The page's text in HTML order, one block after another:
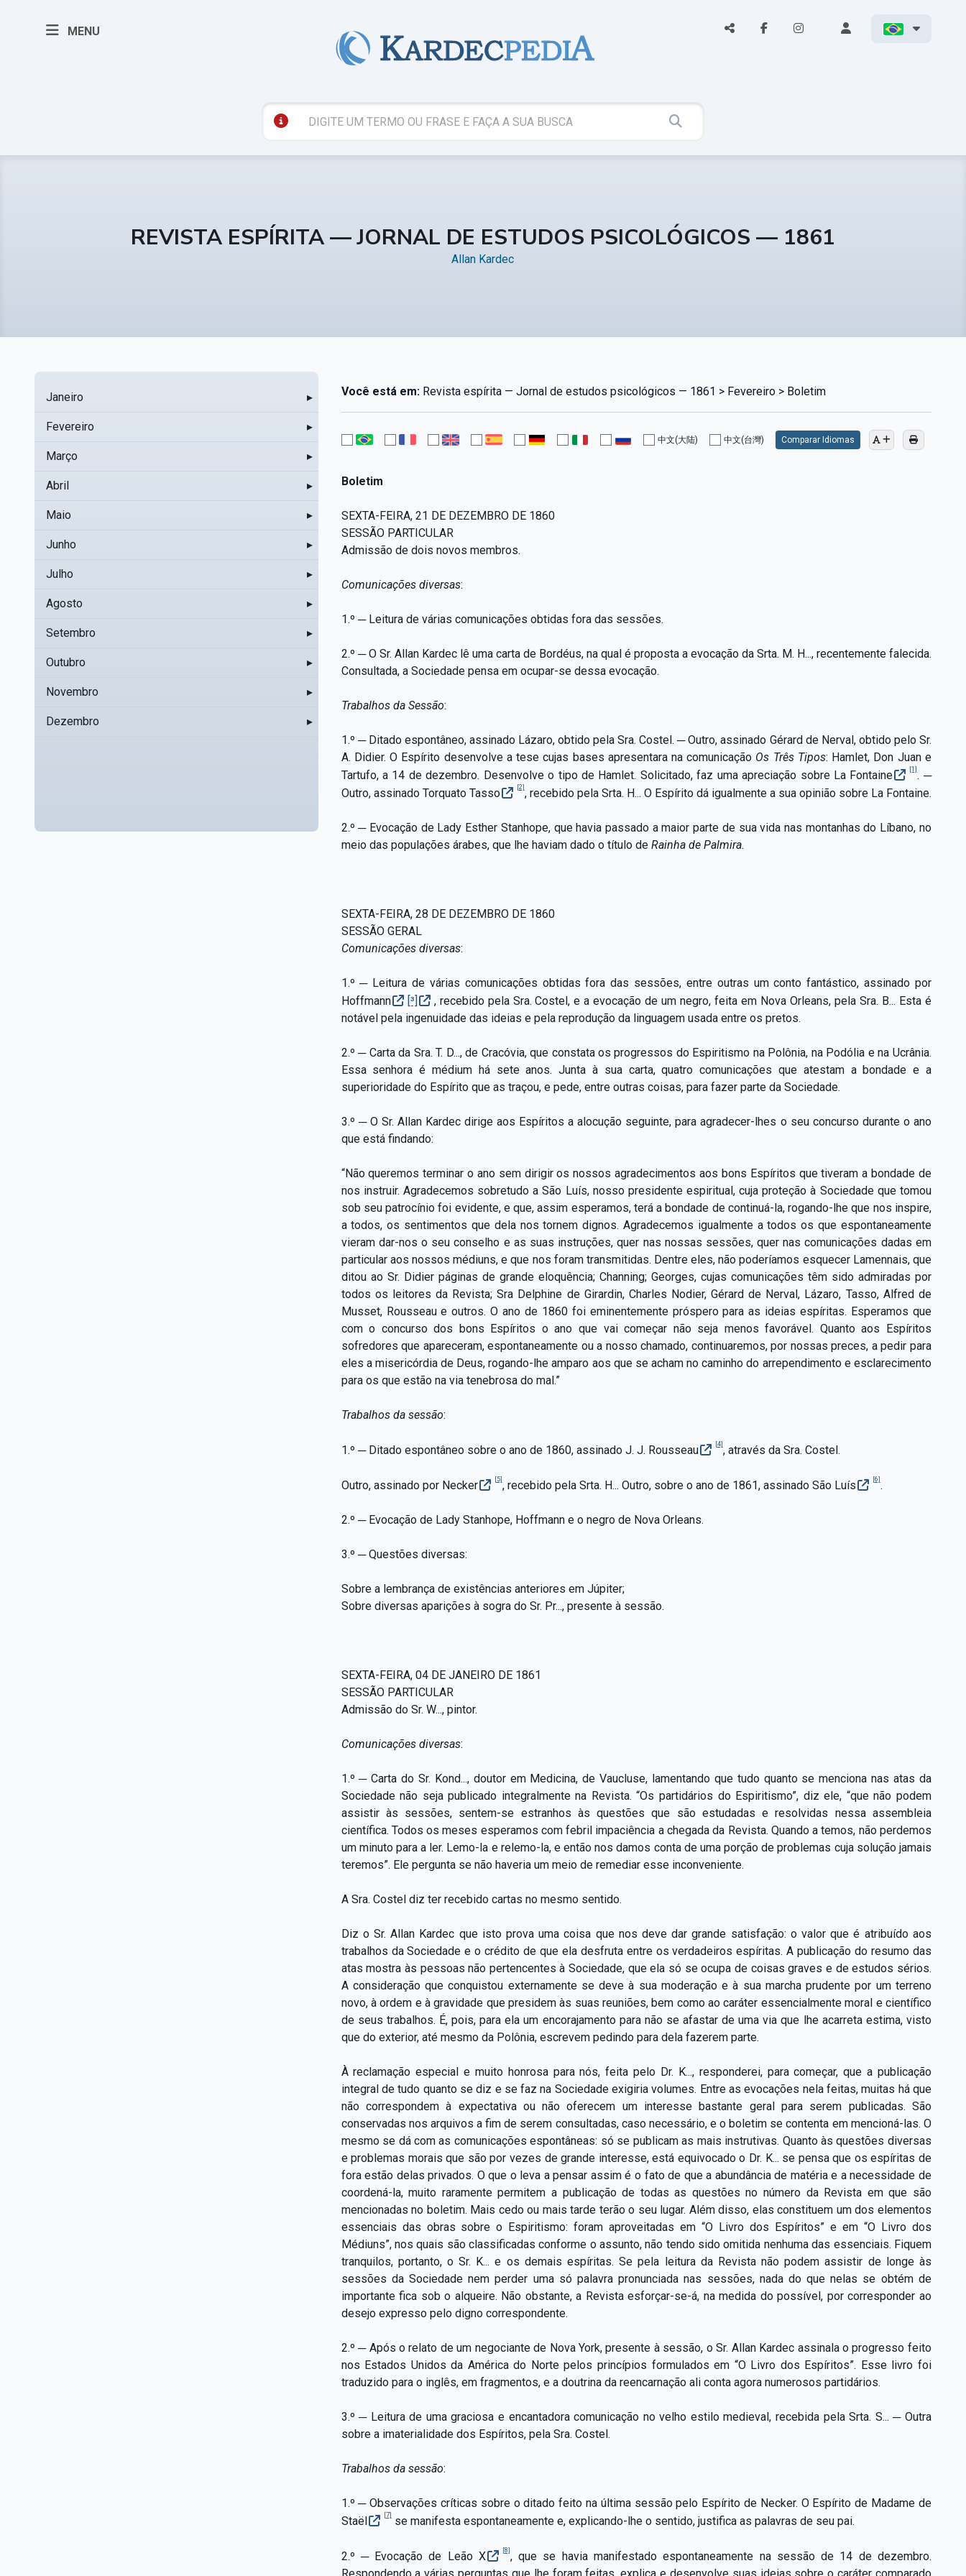
MENU
REVISTA ESPÍRITA — JORNAL DE ESTUDOS PSICOLÓGICOS — 1861
Allan Kardec
Janeiro ▸
Fevereiro ▸
Março ▸
Abril ▸
Maio ▸
Junho ▸
Julho ▸
Agosto ▸
Setembro ▸
Outubro ▸
Novembro ▸
Dezembro ▸
Você está em:Revista espírita — Jornal de estudos psicológicos — 1861 > Fevereiro > Boletim
中文(大陆) 中文(台灣) Comparar Idiomas
Boletim
SEXTA-FEIRA, 21 DE DEZEMBRO DE 1860
SESSÃO PARTICULAR
Admissão de dois novos membros.
Comunicações diversas:
1.º ─ Leitura de várias comunicações obtidas fora das sessões.
2.º ─ O Sr. Allan Kardec lê uma carta de Bordéus, na qual é proposta a evocação da Srta. M. H..., recentemente falecida.
Consultada, a Sociedade pensa em ocupar-se dessa evocação.
Trabalhos da Sessão:
1.º ─ Ditado espontâneo, assinado Lázaro, obtido pela Sra. Costel. ─ Outro, assinado Gérard de Nerval, obtido pelo Sr.
A. Didier. O Espírito desenvolve a tese cujas bases apresentara na comunicação Os Três Tipos: Hamlet, Don Juan e
Tartufo, a 14 de dezembro. Desenvolve o tipo de Hamlet. Solicitado, faz uma apreciação sobre La Fontaine
[1] . ─
Outro, assinado Torquato Tasso [2], recebido pela Srta. H... O Espírito dá igualmente a sua opinião sobre La Fontaine.
2.º ─ Evocação de Lady Esther Stanhope, que havia passado a maior parte de sua vida nas montanhas do Líbano, no
meio das populações árabes, que lhe haviam dado o título de Rainha de Palmira.
SEXTA-FEIRA, 28 DE DEZEMBRO DE 1860
SESSÃO GERAL
Comunicações diversas:
1.º ─ Leitura de várias comunicações obtidas fora das sessões, entre outras um conto fantástico, assinado por
Hoffmann
[³]
, recebido pela Sra. Costel, e a evocação de um negro, feita em Nova Orleans, pela Sra. B... Esta é
notável pela ingenuidade das ideias e pela reprodução da linguagem usada entre os pretos.
2.º ─ Carta da Sra. T. D..., de Cracóvia, que constata os progressos do Espiritismo na Polônia, na Podólia e na Ucrânia.
Essa senhora é médium há sete anos. Junta à sua carta, quatro comunicações que atestam a bondade e a
superioridade do Espírito que as traçou, e pede, entre outras coisas, para fazer parte da Sociedade.
3.º ─ O Sr. Allan Kardec dirige aos Espíritos a alocução seguinte, para agradecer-lhes o seu concurso durante o ano
que está findando:
“Não queremos terminar o ano sem dirigir os nossos agradecimentos aos bons Espíritos que tiveram a bondade de
nos instruir. Agradecemos sobretudo a São Luís, nosso presidente espiritual, cuja proteção à Sociedade que tomou
sob seu patrocínio foi evidente, e que, assim esperamos, terá a bondade de continuá-la, rogando-lhe que nos inspire,
a todos, os sentimentos que dela nos tornem dignos. Agradecemos igualmente a todos os que espontaneamente
vieram dar-nos o seu conselho e as suas instruções, quer nas nossas sessões, quer nas comunicações dadas em
particular aos nossos médiuns, e que nos foram transmitidas. Dentre eles, não poderíamos esquecer Lamennais, que
ditou ao Sr. Didier páginas de grande eloquência; Channing; Georges, cujas comunicações têm sido admiradas por
todos os leitores da Revista; Sra Delphine de Girardin, Charles Nodier, Gérard de Nerval, Lázaro, Tasso, Alfred de
Musset, Rousseau e outros. O ano de 1860 foi eminentemente próspero para as ideias espíritas. Esperamos que
com o concurso dos bons Espíritos o ano que vai começar não seja menos favorável. Quanto aos Espíritos
sofredores que apareceram, espontaneamente ou a nosso chamado, continuaremos, por nossas preces, a pedir para
eles a misericórdia de Deus, rogando-lhe amparo aos que se acham no caminho do arrependimento e esclarecimento
para os que estão na via tenebrosa do mal.”
Trabalhos da sessão:
1.º ─ Ditado espontâneo sobre o ano de 1860, assinado J. J. Rousseau [4], através da Sra. Costel.
Outro, assinado por Necker [5], recebido pela Srta. H... Outro, sobre o ano de 1861, assinado São Luís [6].
2.º ─ Evocação de Lady Stanhope, Hoffmann e o negro de Nova Orleans.
3.º ─ Questões diversas:
Sobre a lembrança de existências anteriores em Júpiter;
Sobre diversas aparições à sogra do Sr. Pr..., presente à sessão.
SEXTA-FEIRA, 04 DE JANEIRO DE 1861
SESSÃO PARTICULAR
Admissão do Sr. W..., pintor.
Comunicações diversas:
1.º ─ Carta do Sr. Kond..., doutor em Medicina, de Vaucluse, lamentando que tudo quanto se menciona nas atas da
Sociedade não seja publicado integralmente na Revista. “Os partidários do Espiritismo”, diz ele, “que não podem
assistir às sessões, sentem-se estranhos às questões que são estudadas e resolvidas nessa assembleia
científica. Todos os meses esperamos com febril impaciência a chegada da Revista. Quando a temos, não perdemos
um minuto para a ler. Lemo-la e relemo-la, e então nos damos conta de uma porção de problemas cuja solução jamais
teremos”. Ele pergunta se não haveria um meio de remediar esse inconveniente.
A Sra. Costel diz ter recebido cartas no mesmo sentido.
Diz o Sr. Allan Kardec que isto prova uma coisa que nos deve dar grande satisfação: o valor que é atribuído aos
trabalhos da Sociedade e o crédito de que ela desfruta entre os verdadeiros espíritas. A publicação do resumo das
atas mostra às pessoas não pertencentes à Sociedade, que ela só se ocupa de coisas graves e de estudos sérios.
A consideração que conquistou externamente se deve à sua moderação e à sua marcha prudente por um terreno
novo, à ordem e à gravidade que presidem às suas reuniões, bem como ao caráter essencialmente moral e científico
de seus trabalhos. É, pois, para ela um encorajamento para não se afastar de uma via que lhe acarreta estima, visto
que do exterior, até mesmo da Polônia, escrevem pedindo para dela fazerem parte.
À reclamação especial e muito honrosa para nós, feita pelo Dr. K..., responderei, para começar, que a publicação
integral de tudo quanto se diz e se faz na Sociedade exigiria volumes. Entre as evocações nela feitas, muitas há que
não correspondem à expectativa ou não oferecem um interesse bastante geral para serem publicadas. São
conservadas nos arquivos a fim de serem consultadas, caso necessário, e o boletim se contenta em mencioná-las. O
mesmo se dá com as comunicações espontâneas: só se publicam as mais instrutivas. Quanto às questões diversas
e problemas morais que são por vezes de grande interesse, está equivocado o Dr. K... se pensa que os espíritas de
fora estão delas privados. O que o leva a pensar assim é o fato de que a abundância de matéria e a necessidade de
coordená-la, muito raramente permitem a publicação de todas as questões no número da Revista em que são
mencionadas no boletim. Mais cedo ou mais tarde terão o seu lugar. Além disso, elas constituem um dos elementos
essenciais das obras sobre o Espiritismo: foram aproveitadas em “O Livro dos Espíritos” e em “O Livro dos
Médiuns”, nos quais são classificadas conforme o assunto, não tendo sido omitida nenhuma das essenciais. Fiquem
tranquilos, portanto, o Sr. K... e os demais espíritas. Se pela leitura da Revista não podem assistir de longe às
sessões da Sociedade nem perder uma só palavra pronunciada nas sessões, nada do que nelas se obtém de
importante fica sob o alqueire. Não obstante, a Revista esforçar-se-á, na medida do possível, por corresponder ao
desejo expresso pelo digno correspondente.
2.º ─ Após o relato de um negociante de Nova York, presente à sessão, o Sr. Allan Kardec assinala o progresso feito
nos Estados Unidos da América do Norte pelos princípios formulados em “O Livro dos Espíritos”. Esse livro foi
traduzido para o inglês, em fragmentos, e a doutrina da reencarnação ali conta agora numerosos partidários.
3.º ─ Leitura de uma graciosa e encantadora comunicação no velho estilo medieval, recebida pela Srta. S... ─ Outra
sobre a imaterialidade dos Espíritos, pela Sra. Costel.
Trabalhos da sessão:
1.º ─ Observações críticas sobre o ditado feito na última sessão pelo Espírito de Necker. O Espírito de Madame de
Staël
[7]se manifesta espontaneamente e, explicando-lhe o sentido, justifica as palavras de seu pai.
2.º ─ Evocação de Leão X [8] , que se havia manifestado espontaneamente na sessão de 14 de dezembro.